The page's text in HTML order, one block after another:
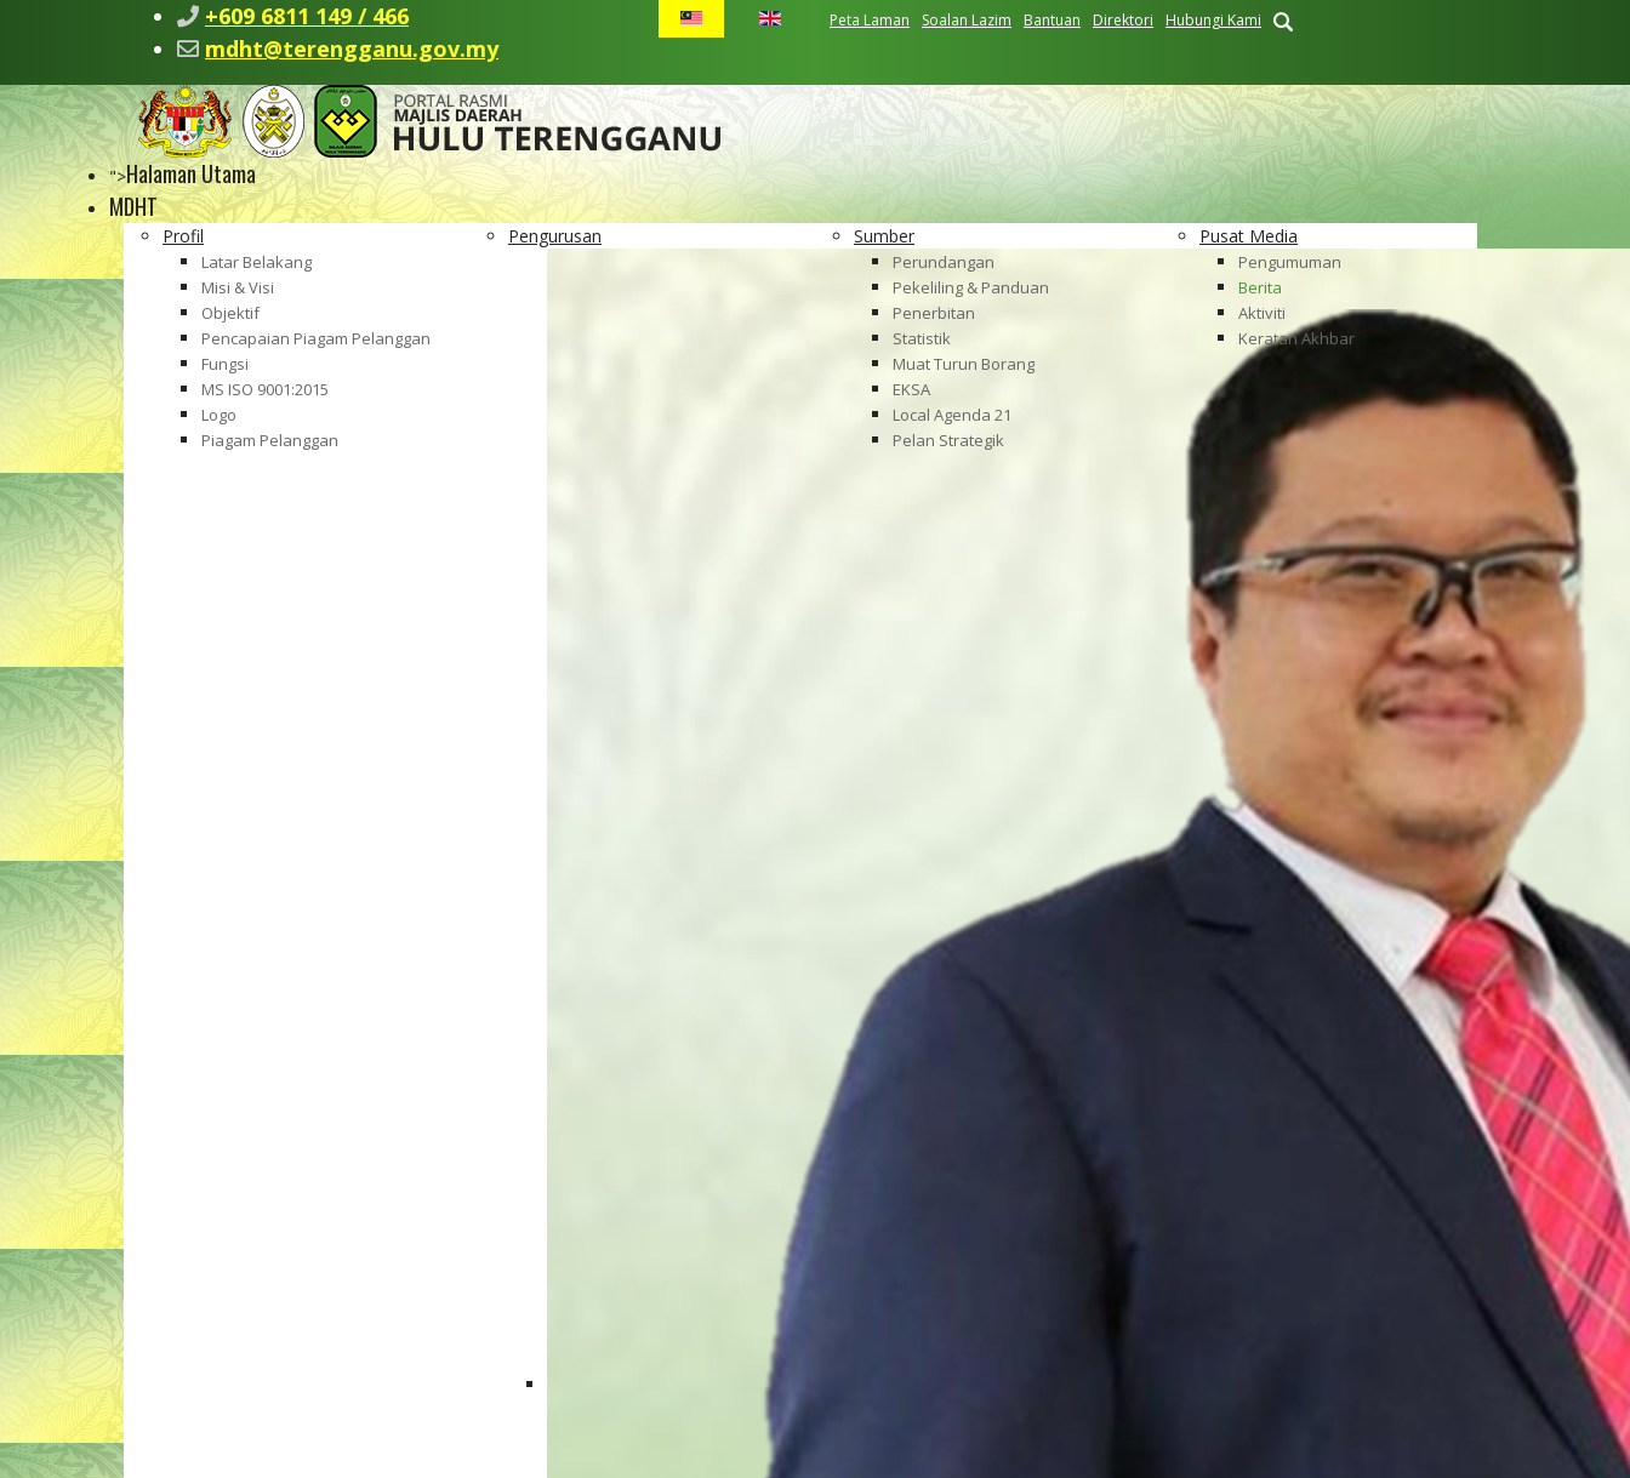
+609 6811 149 / 466
mdht@terengganu.gov.my
Peta Laman Soalan Lazim Bantuan Direktori Hubungi Kami
">Halaman Utama
MDHT
Profil
Latar Belakang
Misi & Visi
Objektif
Pencapaian Piagam Pelanggan
Fungsi
MS ISO 9001:2015
Logo
Piagam Pelanggan
Pengurusan Sumber
Perundangan
Pekeliling & Panduan
Penerbitan
Statistik
Muat Turun Borang
EKSA
Local Agenda 21
Pelan Strategik
Pusat Media
Pengumuman
Berita
Aktiviti
Keratan Akhbar